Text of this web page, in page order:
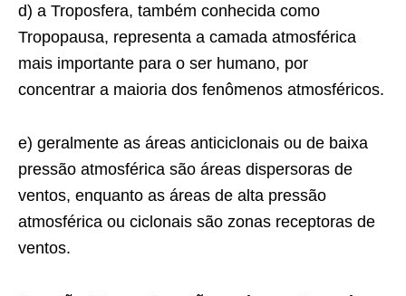
d) a Troposfera, também conhecida como
Tropopausa, representa a camada atmosférica
mais importante para o ser humano, por
concentrar a maioria dos fenômenos atmosféricos.
e) geralmente as áreas anticiclonais ou de baixa
pressão atmosférica são áreas dispersoras de
ventos, enquanto as áreas de alta pressão
atmosférica ou ciclonais são zonas receptoras de
ventos.